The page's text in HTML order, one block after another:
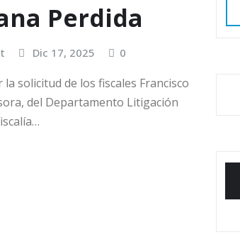
Perdida
Dic 17, 2025 0
solicitud de los fiscales Francisco
del Departamento Litigación